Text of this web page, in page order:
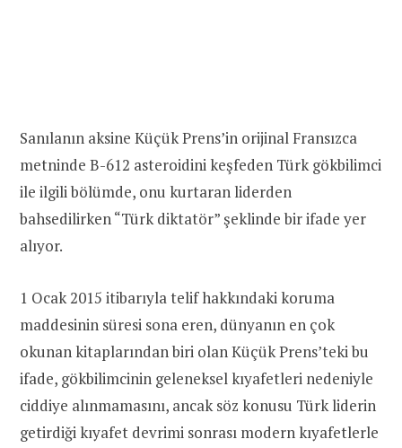
Sanılanın aksine Küçük Prens’in orijinal Fransızca
metninde B-612 asteroidini keşfeden Türk gökbilimci
ile ilgili bölümde, onu kurtaran liderden
bahsedilirken “Türk diktatör” şeklinde bir ifade yer
alıyor.
1 Ocak 2015 itibarıyla telif hakkındaki koruma
maddesinin süresi sona eren, dünyanın en çok
okunan kitaplarından biri olan Küçük Prens’teki bu
ifade, gökbilimcinin geleneksel kıyafetleri nedeniyle
ciddiye alınmamasını, ancak söz konusu Türk liderin
getirdiği kıyafet devrimi sonrası modern kıyafetlerle